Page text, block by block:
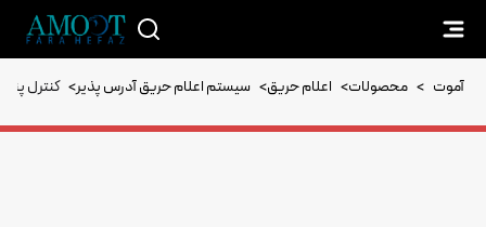
آموت > محصولات> اعلام حریق> سیستم اعلام حریق آدرس پذیر> کنترل